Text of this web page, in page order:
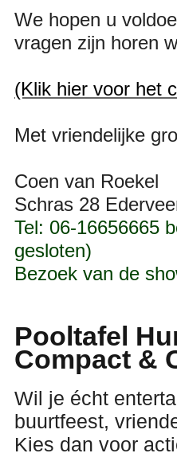
We hopen u
vragen zijn horen
(Klik hier voor het
Met vriendelijke
Coen van Roekel
Schras 28
Tel: 06-16656665
gesloten)
Bezoek van de
Pooltafel
Compact &
Wil je écht
buurtfeest,
Kies dan voor